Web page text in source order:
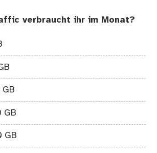
verbraucht ihr im Monat?
GB
GB